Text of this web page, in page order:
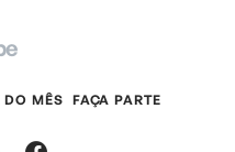
DO MÊS FAÇA PARTE